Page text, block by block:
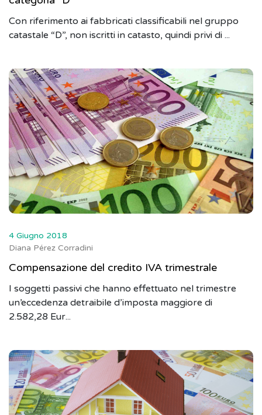
Con riferimento ai fabbricati classificabili nel gruppo
catastale “D”, non iscritti in catasto, quindi privi di ...
4 Giugno 2018
Diana Pérez Corradini
Compensazione del credito IVA trimestrale
I soggetti passivi che hanno effettuato nel trimestre
un’eccedenza detraibile d’imposta maggiore di
2.582,28 Eur...